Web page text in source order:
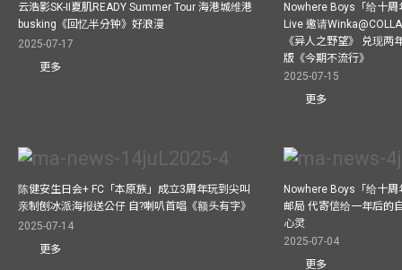
云浩影SK-II夏肌READY Summer Tour 海港城维港
busking《回忆半分钟》好浪漫
2025-07-17
更多
Nowhere Boys「给十
Live 邀请
《异人之野望》 兑现两
版《今期不流行》
2025-07-15
更多
陈健安生日会+ FC「本原族」成立3周年玩到尖叫
亲制刨冰派海报送公仔 自?喇叭首唱《额头有字》
2025-07-14
更多
Nowhere Boys「给十
邮局 代寄信给一年后的
心灵
2025-07-04
更多